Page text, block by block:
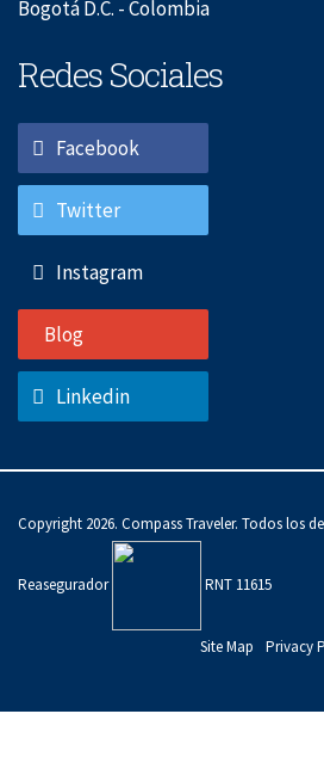
Bogotá D.C. - Colombia
Redes Sociales
Facebook
Twitter
Instagram
Blog
Linkedin
Copyright 2026. Compass Traveler. Todos los
Reasegurador RNT 11615
Site Map Privacy